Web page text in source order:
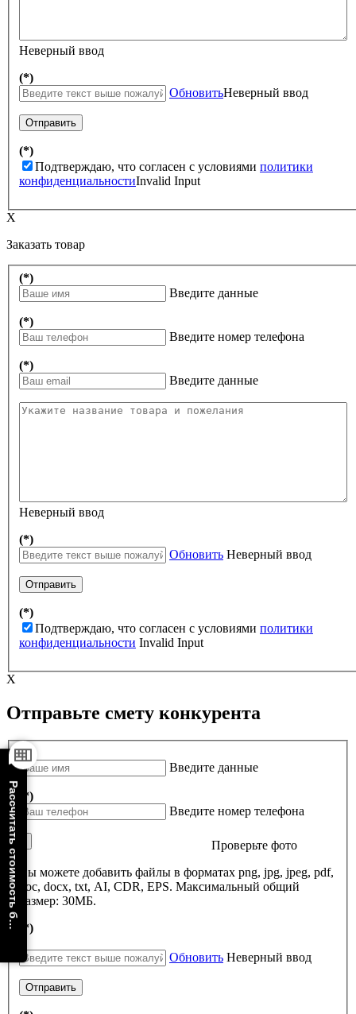
Неверный ввод
(*)
ОбновитьНеверный ввод
Отправить
(*)
Подтверждаю, что согласен с условиями политики
конфиденциальностиInvalid Input
X
Заказать товар
(*)
Введите данные
(*)
Введите номер телефона
(*)
Введите данные
Неверный ввод
(*)
Обновить Неверный ввод
Отправить
(*)
Подтверждаю, что согласен с условиями политики
конфиденциальности Invalid Input
X
Отправьте смету конкурента
(*)
Введите данные
(*)
Введите номер телефона
Проверьте фото
Вы можете добавить файлы в форматах png, jpg, jpeg, pdf,
doc, docx, txt, AI, CDR, EPS. Максимальный общий
размер: 30МБ.
(*)
Обновить Неверный ввод
Отправить
Рассчитать стоимость бирок